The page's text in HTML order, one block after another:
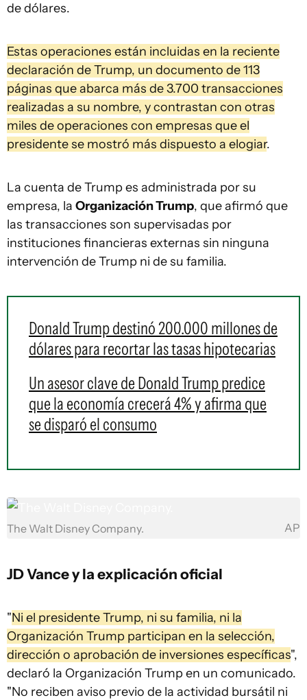
de dólares.
Estas operaciones están incluidas en la reciente
declaración de Trump, un documento de 113
páginas que abarca más de 3.700 transacciones
realizadas a su nombre, y contrastan con otras
miles de operaciones con empresas que el
presidente se mostró más dispuesto a elogiar.
La cuenta de Trump es administrada por su
empresa, la Organización Trump, que afirmó que
las transacciones son supervisadas por
instituciones financieras externas sin ninguna
intervención de Trump ni de su familia.
Donald Trump destinó 200.000 millones de
dólares para recortar las tasas hipotecarias
Un asesor clave de Donald Trump predice
que la economía crecerá 4% y afirma que
se disparó el consumo
The Walt Disney Company. AP
JD Vance y la explicación oficial
"Ni el presidente Trump, ni su familia, ni la
Organización Trump participan en la selección,
dirección o aprobación de inversiones específicas",
declaró la Organización Trump en un comunicado.
"No reciben aviso previo de la actividad bursátil ni